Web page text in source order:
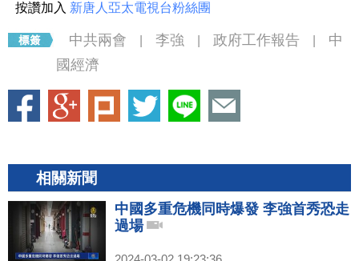
按讚加入 新唐人亞太電視台粉絲團
中共兩會 李強 政府工作報告
中
國經濟
相關新聞
中國多重危機同時爆發 李強首秀恐走
過場